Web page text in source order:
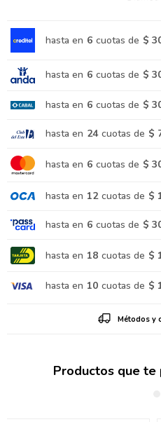
hasta en 6 cuotas de $
hasta en 6 cuotas de $
hasta en 6 cuotas de $
hasta en 24 cuotas de $
hasta en 6 cuotas de $
hasta en 12 cuotas de $
hasta en 6 cuotas de $
hasta en 18 cuotas de $
hasta en 10 cuotas de $
Métodos y
Productos que